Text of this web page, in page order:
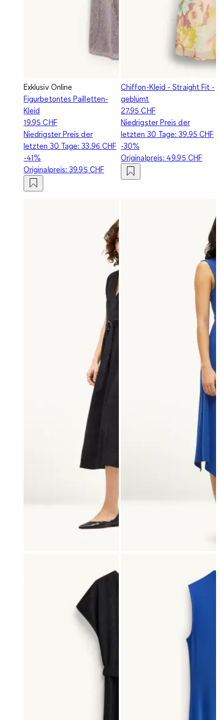
Exklusiv Online
Figurbetontes Pailletten-
Kleid
19.95 CHF
Niedrigster Preis der
letzten 30 Tage:33.96 CHF
-41%
Originalpreis:39.95 CHF
Chiffon-Kleid - Straight Fit -
geblümt
27.95 CHF
Niedrigster Preis der
letzten 30 Tage:39.95 CHF
-30%
Originalpreis: 49.95 CHF